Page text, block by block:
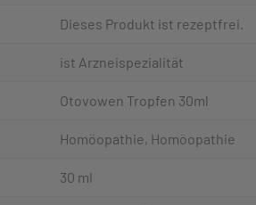
Dieses Produkt ist rezeptfrei.
ist Arzneispezialität
Otovowen Tropfen 30ml
Homöopathie, Homöopathie
30 ml